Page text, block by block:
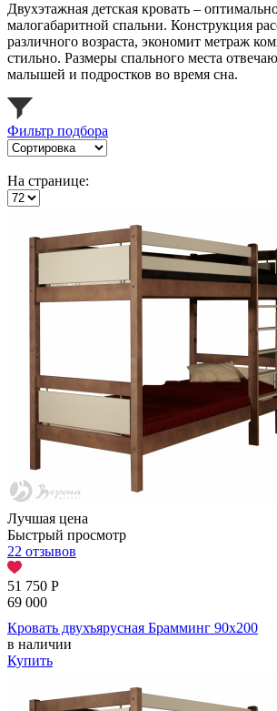
Двухэтажная детская кровать –
малогабаритной спальни. Конструкция
различного возраста, экономит метраж
стильно. Размеры спального места
малышей и подростков во время сна.
Фильтр подбора
На странице:
Лучшая цена
Быстрый просмотр
22 отзывов
51 750 Р
69 000
Кровать двухъярусная Брамминг 90х200
в наличии
Купить